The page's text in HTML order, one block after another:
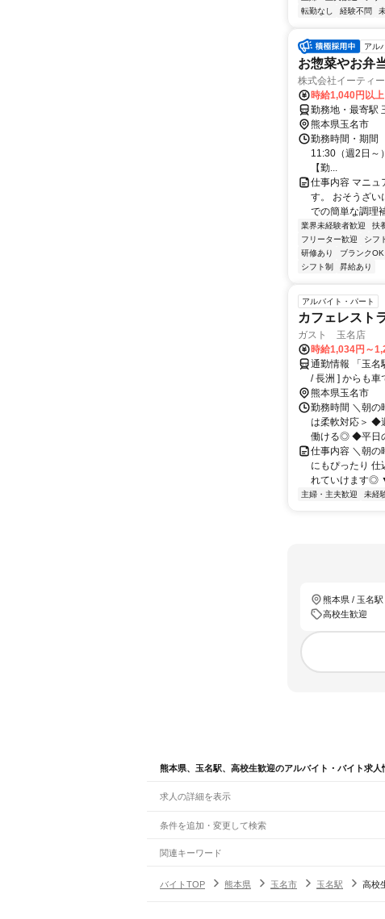
転勤なし
経験不問
アル
お惣菜やお弁
株式会社イーティ
時給1,040円以上
勤務地・最寄駅
熊本県玉名市
勤務時間・期間
11:30（週2日～
【勤...
仕事内容 マニュ
す。 おそうざい
での簡単な調理
業界未経験者歓迎 扶
フリーター歓迎
シフ
研修あり
ブランクOK
シフト制
昇給あり
アルバイト・パート
カフェレスト
ガスト 玉名店
時給1,034円～
通勤情報 「玉名
/ 長洲 ] からも
熊本県玉名市
勤務時間 ＼朝の
は柔軟対応＞ ◆
働ける◎ ◆平日
仕事内容 ＼朝の
にもぴったり 仕
れていけます◎
主婦・主夫歓迎 未経
熊本県 / 玉名駅
高校生歓迎
熊本県、玉名駅、高校生歓迎のアルバイト・バイト求人
求人の詳細を表示
条件を追加・変更して検索
市区町村を追加・変更
熊本県すべて
駅を追加・変更
関連キーワード
バイトTOP
熊本県 玉名市 玉名駅 高校